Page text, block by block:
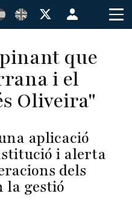
Menú
de
de
usuario
que
i el
Oliveira"
aplicació
i alerta
dels
la gestió